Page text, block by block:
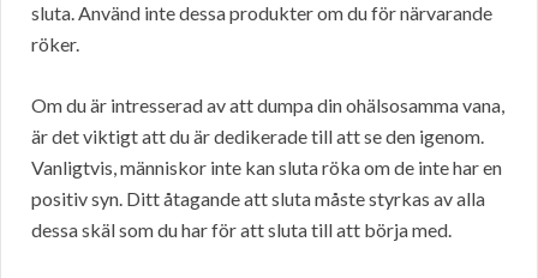
sluta. Använd inte dessa produkter om du för närvarande
röker.
Om du är intresserad av att dumpa din ohälsosamma vana,
är det viktigt att du är dedikerade till att se den igenom.
Vanligtvis, människor inte kan sluta röka om de inte har en
positiv syn. Ditt åtagande att sluta måste styrkas av alla
dessa skäl som du har för att sluta till att börja med.